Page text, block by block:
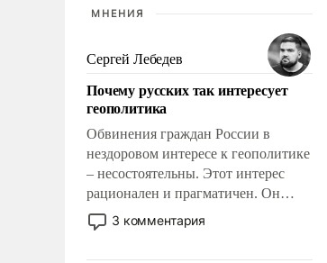
МНЕНИЯ
Сергей Лебедев
Почему русских так интересует
геополитика
Обвинения граждан России в
нездоровом интересе к геополитике
– несостоятельны. Этот интерес
рационален и прагматичен. Он
обусловлен тысячелетним опытом
выживания в крайне непростых
3 комментария